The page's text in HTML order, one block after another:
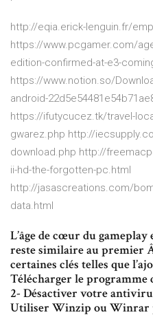
http://eqia.erick-lenguin.fr/
https://www.pcgamer.com/
edition-confirmed-at-e3-
https://www.notion.so/
android-
https://ifutycucez.tk/travel-
gwarez.php http://
download.php http://
ii-hd-the-forgotten-pc.html
http://jasascreations.com/
data.html
L’âge de cœur du gameplay
reste similaire au premier
certaines clés telles que
Télécharger le
2- Désactiver votre
Utiliser Winzip ou Winrar